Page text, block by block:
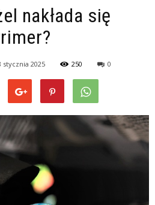
nakłada się
stycznia 2025 250 0